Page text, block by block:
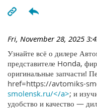
Fri, November 28, 2025
Узнайте всё о дилере
представителе Honda,
оригинальные запчасти!
href=https://avtomiks-
smolensk.ru/</a>; и
удобство и качество —